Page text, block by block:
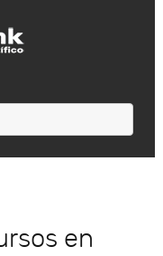
en